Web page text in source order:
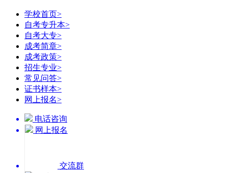
学校首页>
自考专升本>
自考大专>
成考简章>
成考政策>
招生专业>
常见问答>
证书样本>
网上报名>
电话咨询
网上报名
交流群